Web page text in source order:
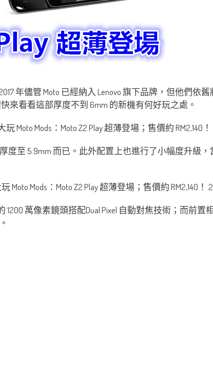
年儘管 Moto 已經納入 Lenovo 旗下品牌，但他們
來看看這部厚度不到 6mm 的新機有何好玩之處。
度至 5.9mm 而已。此外配置上也進行了小幅度升級，
1200 萬像素鏡頭搭配Dual Pixel 自動對焦技術；而前